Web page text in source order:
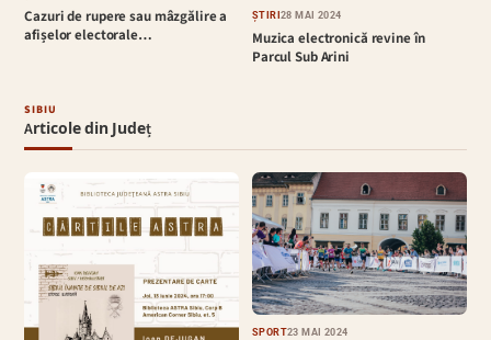
Cazuri de rupere sau mâzgălire a
afișelor electorale…
ȘTIRI28 MAI 2024
Muzica electronică revine în
Parcul Sub Arini
SIBIU
Articole din Județ
SPORT23 MAI 2024